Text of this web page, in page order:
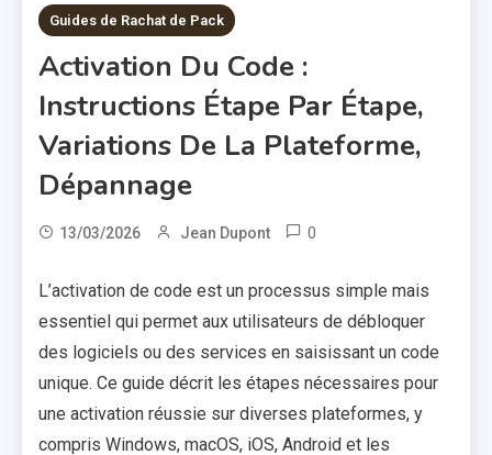
Guides de Rachat de Pack
Activation Du Code :
Instructions Étape Par Étape,
Variations De La Plateforme,
Dépannage
13/03/2026 Jean Dupont 0
L’activation de code est un processus simple mais
essentiel qui permet aux utilisateurs de débloquer
des logiciels ou des services en saisissant un code
unique. Ce guide décrit les étapes nécessaires pour
une activation réussie sur diverses plateformes, y
compris Windows, macOS, iOS, Android et les